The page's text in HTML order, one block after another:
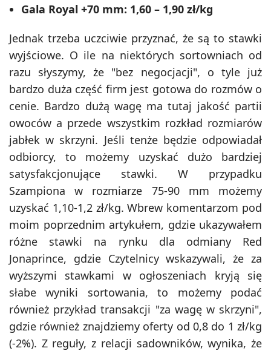
Gala Royal +70 mm: 1,60 – 1,90 zł/kg
Jednak trzeba uczciwie przyznać, że są to stawki
wyjściowe. O ile na niektórych sortowniach od
razu słyszymy, że "bez negocjacji", o tyle już
bardzo duża część firm jest gotowa do rozmów o
cenie. Bardzo dużą wagę ma tutaj jakość partii
owoców a przede wszystkim rozkład rozmiarów
jabłek w skrzyni. Jeśli tenże będzie odpowiadał
odbiorcy, to możemy uzyskać dużo bardziej
satysfakcjonujące stawki. W przypadku
Szampiona w rozmiarze 75-90 mm możemy
uzyskać 1,10-1,2 zł/kg. Wbrew komentarzom pod
moim poprzednim artykułem, gdzie ukazywałem
różne stawki na rynku dla odmiany Red
Jonaprince, gdzie Czytelnicy wskazywali, że za
wyższymi stawkami w ogłoszeniach kryją się
słabe wyniki sortowania, to możemy podać
również przykład transakcji "za wagę w skrzyni",
gdzie również znajdziemy oferty od 0,8 do 1 zł/kg
(-2%). Z reguły, z relacji sadowników, wynika, że